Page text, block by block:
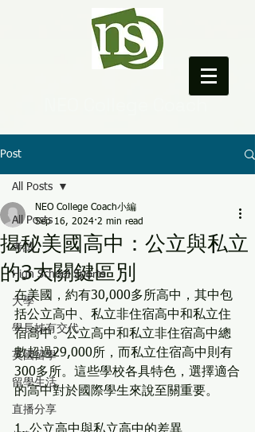
Post
All Posts
考試
High School Sports
大學
學長姊有交代
英國留學
留學生活
直播分享
All Posts
揭秘美國高中：公立與私立
的3大關鍵區別
NEO College Coach小編
Sep 16, 2024 2 min read
在美國，約有30,000多所高中，其中包
括公立高中、私立非住宿高中和私立住
宿高中。公立高中和私立非住宿高中總
數超過29,000所，而私立住宿高中則有
300多所。這些學校各具特色，選擇適合
的高中對於國際學生來說至關重要。